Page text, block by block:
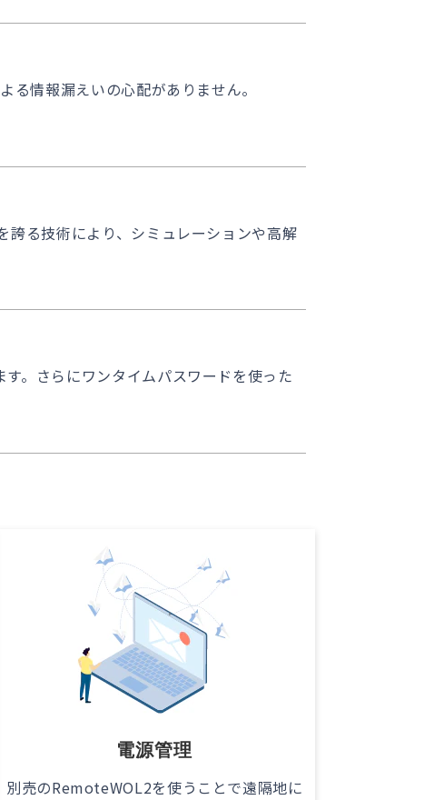
情報漏えいの心配がありません。
る技術により、シミュレーションや高解
。さらにワンタイムパスワードを使った
電源管理
別売のRemoteWOL2を使うことで遠隔地に